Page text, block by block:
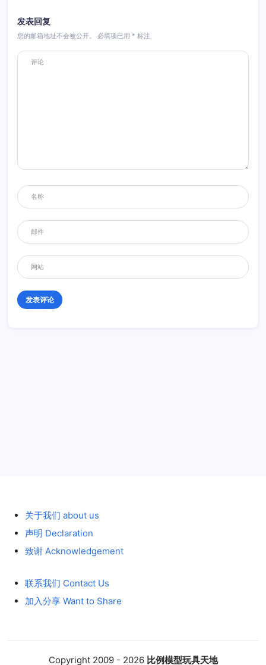
发表回复
您的邮箱地址不会被公开。 必填项已用 * 标注
关于我们 about us
声明 Declaration
致谢 Acknowledgement
联系我们 Contact Us
加入分享 Want to Share
Copyright 2009 - 2026 比例模型玩具天地